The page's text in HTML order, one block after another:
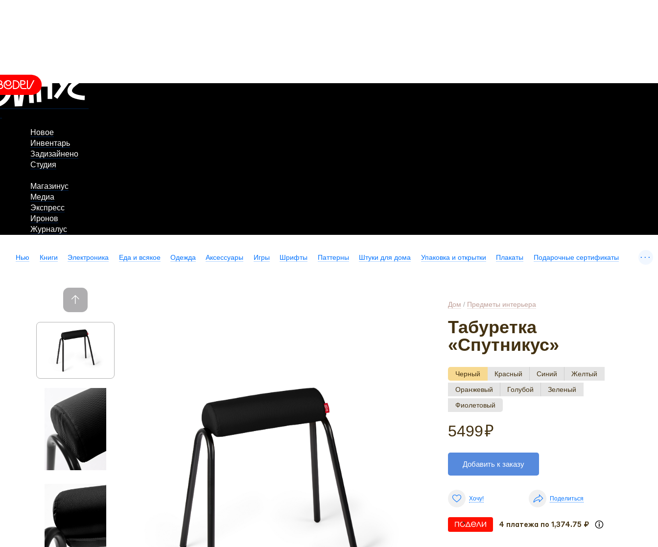
Новое
Инвентарь
Задизайнено
Студия
Магазинус
Медиа
Экспресс
Иронов
Журналус
Нью Книги Электроника Еда и всякое Одежда Аксессуары Игры Шрифты Паттерны Штуки для дома Упаковка и открытки Плакаты Подарочные сертификаты ...
Дом / Предметы интерьера
Табуретка
«Спутникус»
Черный Красный Синий
Желтый
Оранжевый
Голубой
Зеленый
Фиолетовый
5499₽
Добавить к заказу
Хочу! Поделиться
4 платежа по 1,374.75 ₽